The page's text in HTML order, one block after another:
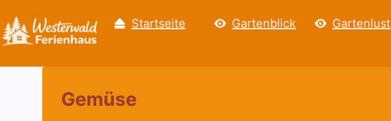
Inhalt
springen
Startseite Gartenblick Gartenlust
Gemüse